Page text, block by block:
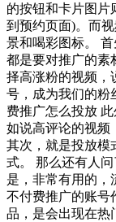
的按钮和卡片图片
到预约页面)。而
景和喝彩图标。
都是要对推广的素
择‌‌高涨粉的视频，
号，成为我们的粉
费推广怎么投放
如说高评论的视频
其次，就是投放模
式。 那么还有人
是，非常有用的，
不付费推广的账号
品，是会出现在热